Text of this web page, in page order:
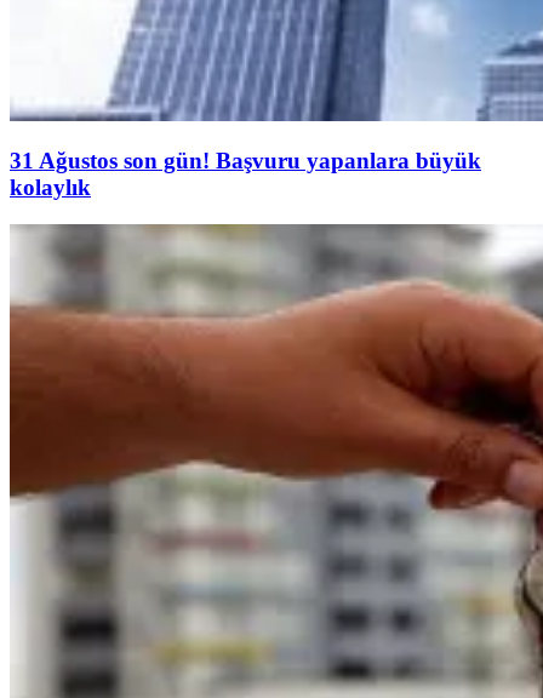
31 Ağustos son gün! Başvuru yapanlara büyük
kolaylık